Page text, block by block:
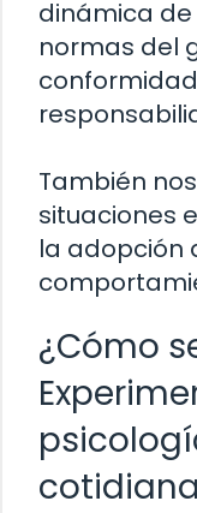
dinámica
normas del
También
situaciones
la adopción
¿Cómo